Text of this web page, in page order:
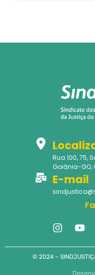
Rua 100, 75,
Goiânia-GO,
E-mail
© 2024 –